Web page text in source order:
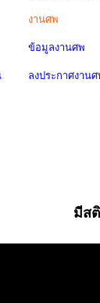
งานศพ
ข้อมูลงานศพ
ลงประกาศงานศ
มีส